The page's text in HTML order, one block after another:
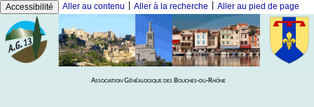
Accessibilité Aller au contenu Aller à la recherche Aller au pied de page
Association Généalogique des Bouches-du-Rhône